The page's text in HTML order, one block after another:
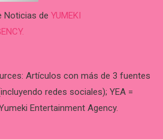
Noticias de YUMEKI
Artículos con más de 3 fuentes
redes sociales); YEA =
Entertainment Agency.